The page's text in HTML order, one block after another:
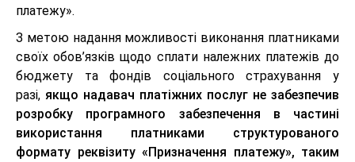
платежу».
З метою надання можливості виконання платниками
своїх обов’язків щодо сплати належних платежів до
бюджету та фондів соціального страхування у
разі, якщо надавач платіжних послуг не забезпечив
розробку програмного забезпечення в частині
використання платниками структурованого
формату реквізиту «Призначення платежу», таким